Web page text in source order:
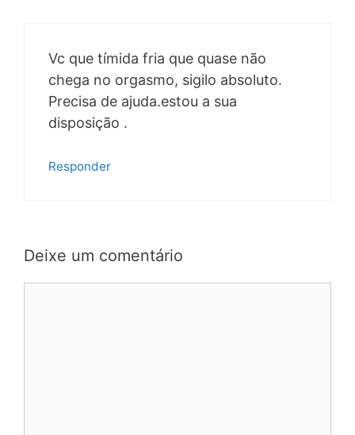
Vc que tímida fria que quase não
chega no orgasmo, sigilo absoluto.
Precisa de ajuda.estou a sua
disposição .
Responder
Deixe um comentário